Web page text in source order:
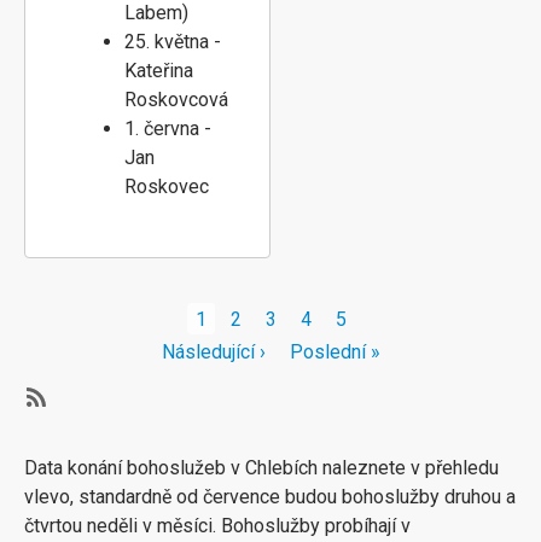
Labem)
25. května -
Kateřina
Roskovcová
1. června -
Jan
Roskovec
Aktuální
stránka
1 Stránka
2 Stránka
3 Stránka
4 Stránka
5
Následující
Následující ›
Poslední
Poslední »
Data konání bohoslužeb v Chlebích naleznete v přehledu
vlevo, standardně od července budou bohoslužby druhou a
čtvrtou neděli v měsíci. Bohoslužby probíhají v